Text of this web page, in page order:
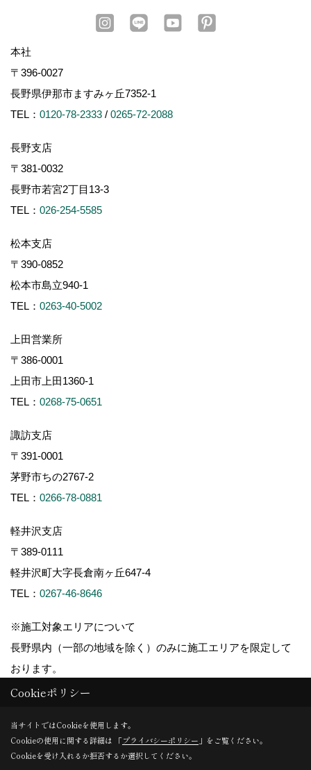
本社
〒396-0027
長野県伊那市ますみヶ丘7352-1
TEL： 0120-78-2333 / 0265-72-2088
長野支店
〒381-0032
長野市若宮2丁目13-3
TEL： 026-254-5585
松本支店
〒390-0852
松本市島立940-1
TEL： 0263-40-5002
上田営業所
〒386-0001
上田市上田1360-1
TEL： 0268-75-0651
諏訪支店
〒391-0001
茅野市ちの2767-2
TEL： 0266-78-0881
軽井沢支店
〒389-0111
軽井沢町大字長倉南ヶ丘647-4
TEL： 0267-46-8646
※施工対象エリアについて
長野県内（一部の地域を除く）のみに施工エリアを限定して
おります。
Copyright (c) ForestCorporation. All Rights Reserved.
Cookieポリシー
当サイトではCookieを使用します。
Cookieの使用に関する詳細は 「プライバシーポリシー 」をご覧ください。
Cookieを受け入れるか拒否するか選択してください。